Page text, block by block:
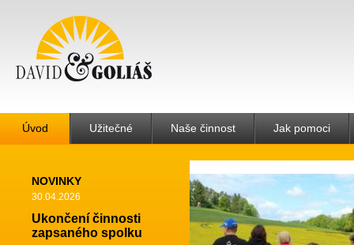
Úvod Užitečné Naše činnost Jak pomoci
NOVINKY
30.04.2026
Ukončení činnosti
zapsaného spolku